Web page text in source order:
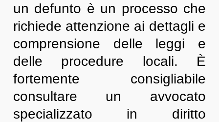
un defunto è un processo che
richiede attenzione ai dettagli e
comprensione delle leggi e
delle procedure locali. È
fortemente consigliabile
consultare un avvocato
specializzato in diritto